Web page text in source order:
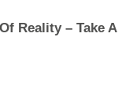
Reality – Take A